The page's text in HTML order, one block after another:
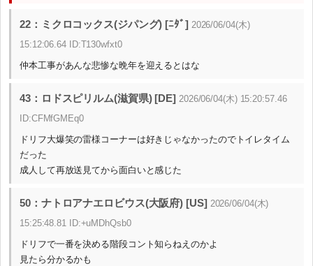
22：ミクロコックス(ジパング) [ﾆﾀﾞ] 2026/06/04(木)
15:12:06.64 ID:T130wfxt0
仲本工事があんな悲惨な晩年を迎えるとはな
43：ロドスピリルム(滋賀県) [DE] 2026/06/04(木) 15:20:57.46
ID:CFMfGMEq0
ドリフ大爆笑の雷様コーナーは好きじゃなかったのでトイレタイム
だった
成人して再放送見てから面白いと感じた
50：ナトロアナエロビウス(大阪府) [US] 2026/06/04(木)
15:25:48.81 ID:+uMDhQsb0
ドリフで一番を決める階段コント知らねえのかよ
見たら分かるかも